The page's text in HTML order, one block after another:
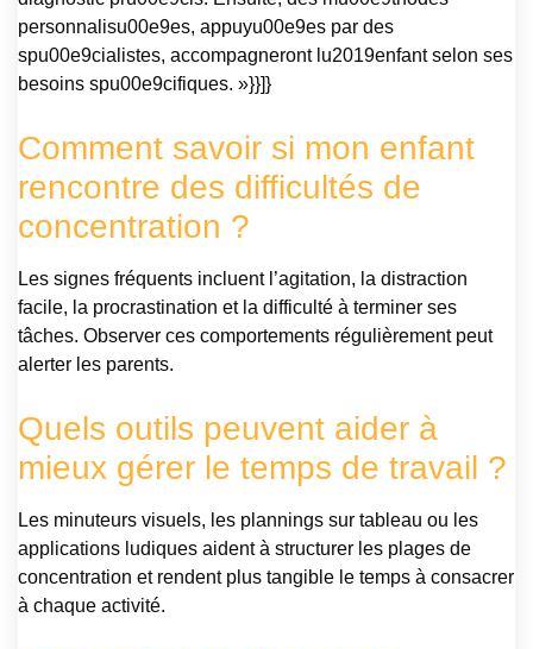
personnalisu00e9es, appuyu00e9es par des
spu00e9cialistes, accompagneront lu2019enfant selon ses
besoins spu00e9cifiques. »}}]}
Comment savoir si mon enfant
rencontre des difficultés de
concentration ?
Les signes fréquents incluent l’agitation, la distraction
facile, la procrastination et la difficulté à terminer ses
tâches. Observer ces comportements régulièrement peut
alerter les parents.
Quels outils peuvent aider à
mieux gérer le temps de travail ?
Les minuteurs visuels, les plannings sur tableau ou les
applications ludiques aident à structurer les plages de
concentration et rendent plus tangible le temps à consacrer
à chaque activité.